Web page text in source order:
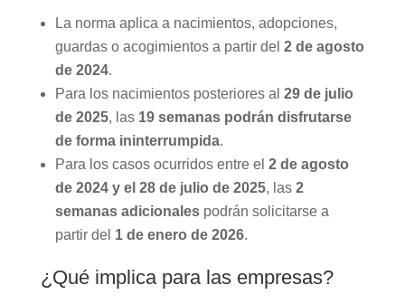
La norma aplica a nacimientos, adopciones,
guardas o acogimientos a partir del 2 de agosto
de 2024.
Para los nacimientos posteriores al 29 de julio
de 2025, las 19 semanas podrán disfrutarse
de forma ininterrumpida.
Para los casos ocurridos entre el 2 de agosto
de 2024 y el 28 de julio de 2025, las 2
semanas adicionalespodrán solicitarse a
partir del 1 de enero de 2026.
¿Qué implica para las empresas?